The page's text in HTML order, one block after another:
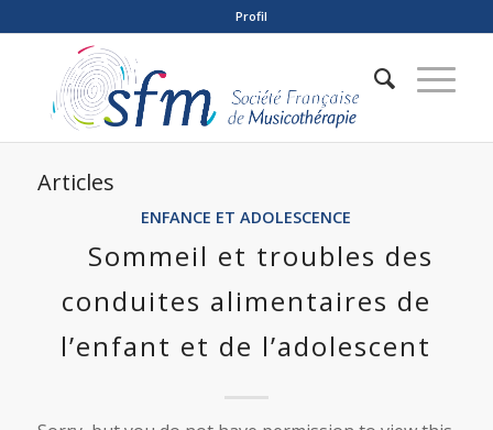
Profil
Articles
ENFANCE ET ADOLESCENCE
Sommeil et troubles des
conduites alimentaires de
l’enfant et de l’adolescent